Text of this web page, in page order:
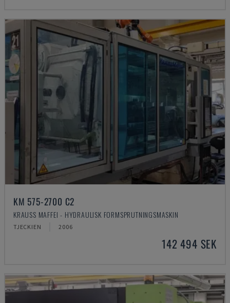
KM 575-2700 C2
KRAUSS MAFFEI - HYDRAULISK FORMSPRUTNINGSMASKIN
TJECKIEN 2006
142 494 SEK